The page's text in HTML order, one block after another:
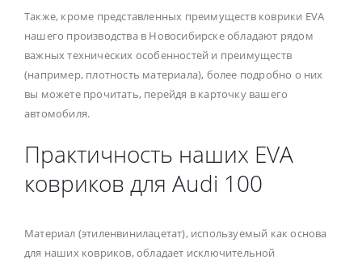
Также, кроме представленных преимуществ коврики EVA
нашего производства в Новосибирске обладают рядом
важных технических особенностей и преимуществ
(например, плотность материала), более подробно о них
вы можете прочитать, перейдя в карточку вашего
автомобиля.
Практичность наших EVA
ковриков для Audi 100
Материал (этиленвинилацетат), используемый как основа
для наших ковриков, обладает исключительной